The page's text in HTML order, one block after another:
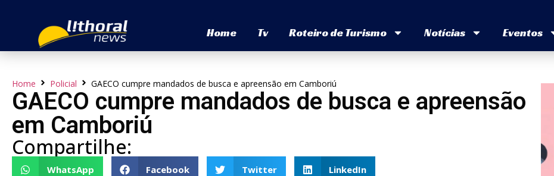
Home Tv Roteiro de Turismo Notícias Eventos
Home Policial GAECO cumpre mandados de busca e apreensão em Camboriú
GAECO cumpre mandados de busca e apreensão
em Camboriú
Compartilhe:
WhatsApp Facebook Twitter LinkedIn